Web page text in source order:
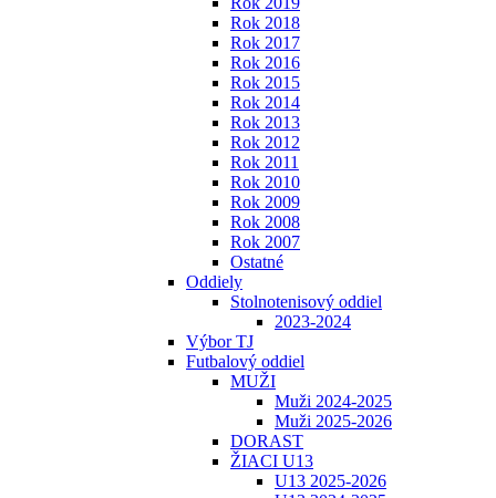
Rok 2018
Rok 2017
Rok 2016
Rok 2015
Rok 2014
Rok 2013
Rok 2012
Rok 2011
Rok 2010
Rok 2009
Rok 2008
Rok 2007
Ostatné
Oddiely
Stolnotenisový oddiel
2023-2024
Výbor TJ
Futbalový oddiel
MUŽI
Muži 2024-2025
Muži 2025-2026
DORAST
ŽIACI U13
U13 2025-2026